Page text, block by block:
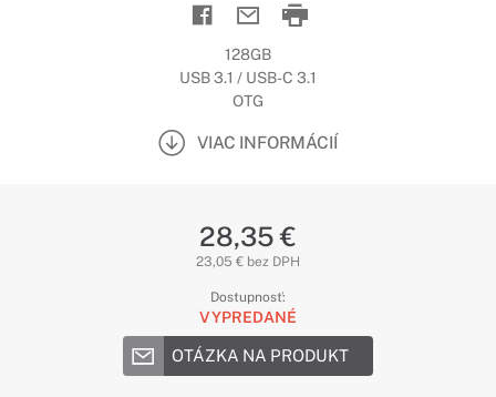
128GB
USB 3.1 / USB-C 3.1
OTG
VIAC INFORMÁCIÍ
28,35 €
23,05 € bez DPH
Dostupnosť:
VYPREDANÉ
OTÁZKA NA PRODUKT